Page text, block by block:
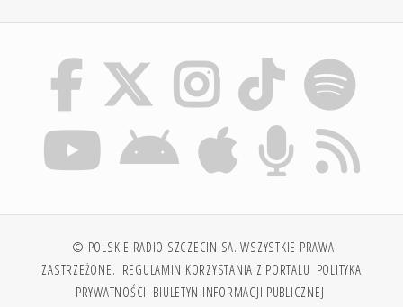
© POLSKIE RADIO SZCZECIN SA. WSZYSTKIE PRAWA
ZASTRZEŻONE. REGULAMIN KORZYSTANIA Z PORTALU POLITYKA
PRYWATNOŚCI BIULETYN INFORMACJI PUBLICZNEJ